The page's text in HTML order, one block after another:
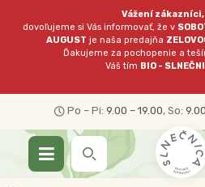
Vážení zákazníci,
dovoľujeme si Vás informovať, že v
AUGUST je naša predajňa
Ďakujeme za pochopenie a
Váš tím BIO -
Po – Pi: 9.00 – 19.00, So: